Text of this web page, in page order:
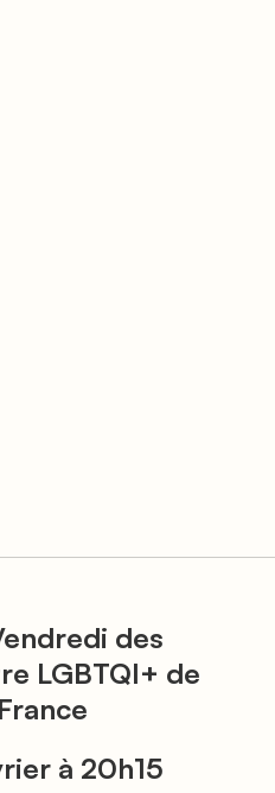
des
LGBTQI+ de
à 20h15